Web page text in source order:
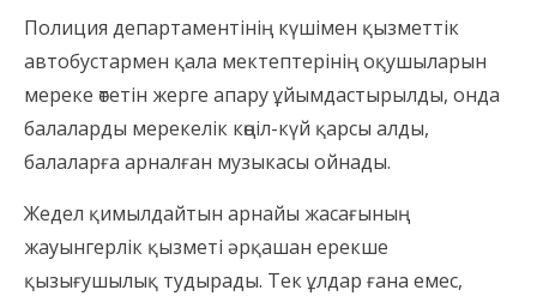
Полиция департаментінің күшімен қызметтік
автобустармен қала мектептерінің оқушыларын
мереке өтетін жерге апару ұйымдастырылды, онда
балаларды мерекелік көңіл-күй қарсы алды,
балаларға арналған музыкасы ойнады.
Жедел қимылдайтын арнайы жасағының
жауынгерлік қызметі әрқашан ерекше
қызығушылық тудырады. Тек ұлдар ғана емес,